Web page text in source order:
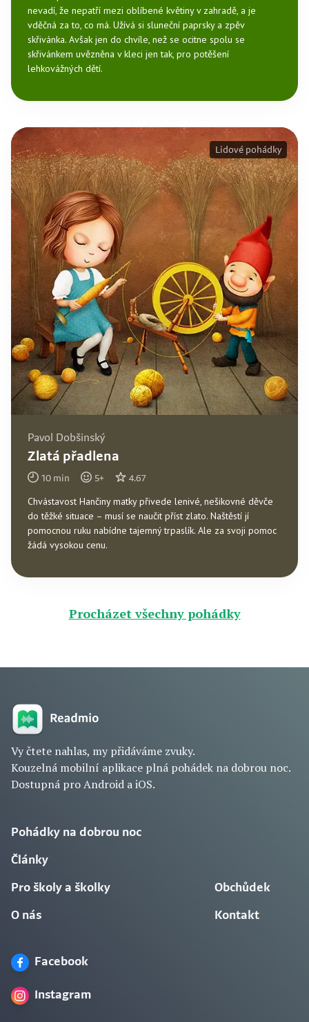
nevadí, že nepatří mezi oblíbené květiny v zahradě, a je
vděčná za to, co má. Užívá si sluneční paprsky a zpěv
skřivánka. Avšak jen do chvíle, než se ocitne spolu se
skřivánkem uvězněna v kleci jen tak, pro potěšení
lehkovážných dětí.
Pavol Dobšinský
Zlatá přadlena
10 min 5+ 4.67
Chvástavost Hančiny matky přivede lenivé, nešikovné děvče
do těžké situace – musí se naučit příst zlato. Naštěstí jí
pomocnou ruku nabídne tajemný trpaslík. Ale za svoji pomoc
žádá vysokou cenu.
Lidové pohádky
Procházet všechny pohádky
Vy čtete nahlas, my přidáváme zvuky.
Kouzelná mobilní aplikace plná pohádek na dobrou noc.
Dostupná pro Android a iOS.
Pohádky na dobrou noc
Články
Pro školy a školky
O nás
Obchůdek
Kontakt
Facebook
Instagram